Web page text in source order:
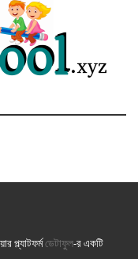
প্ল্যাটফর্মডেটাফুল-র একটি